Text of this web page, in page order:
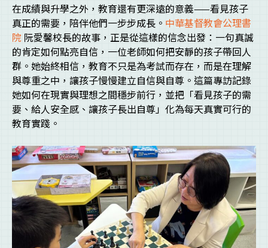
在成績與升學之外，教育還有更深遠的意義——看見孩子
真正的需要，陪伴他們一步步成長。 中華基督教會公理書
院 阮愛馨校長的故事，正是從這樣的信念出發：一句真誠
的肯定如何點亮自信，一位老師如何把安靜的孩子帶回人
群。她始終相信，教育不只是為考試而存在，而是在理解
與尊重之中，讓孩子慢慢建立自信與自尊。這篇專訪記錄
她如何在現實與理想之間穩步前行，並把「看見孩子的需
要、給人安全感、讓孩子長出自尊」化為每天真實可行的
教育實踐。